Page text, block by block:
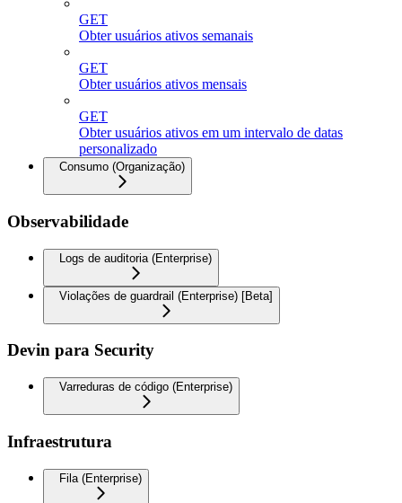
GET
Obter usuários ativos semanais
GET
Obter usuários ativos mensais
GET
Obter usuários ativos em um intervalo de datas
personalizado
Consumo (Organização)
Observabilidade
Logs de auditoria (Enterprise)
Violações de guardrail (Enterprise) [Beta]
Devin para Security
Varreduras de código (Enterprise)
Infraestrutura
Fila (Enterprise)